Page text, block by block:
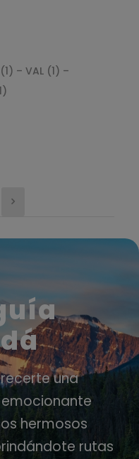
– VAL (1) –
una
hermosos
rutas